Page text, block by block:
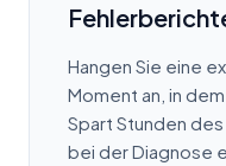
Hangen Sie eine
Moment an, in
Spart Stunden
bei der Diagnose